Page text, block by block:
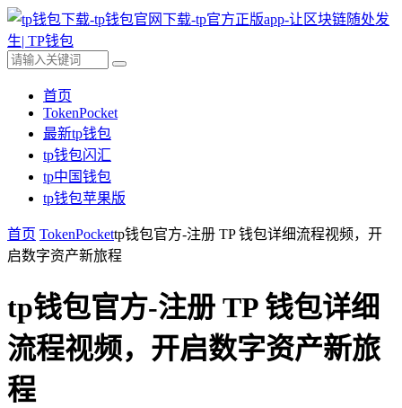
首页
TokenPocket
最新tp钱包
tp钱包闪汇
tp中国钱包
tp钱包苹果版
首页 TokenPockettp钱包官方-注册 TP 钱包详细流程视频，开
启数字资产新旅程
tp钱包官方-注册 TP 钱包详细
流程视频，开启数字资产新旅
程